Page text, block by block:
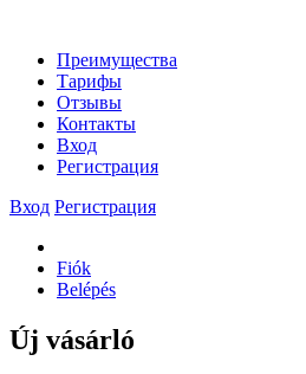
Преимущества
Тарифы
Отзывы
Контакты
Вход
Регистрация
Вход Регистрация
Fiók
Belépés
Új vásárló